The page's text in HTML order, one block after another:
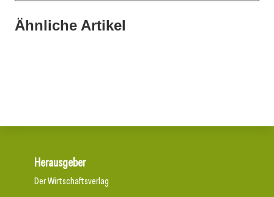
Ähnliche Artikel
21. Juli 2026
Herausgeber
Der Wirtschaftsverlag